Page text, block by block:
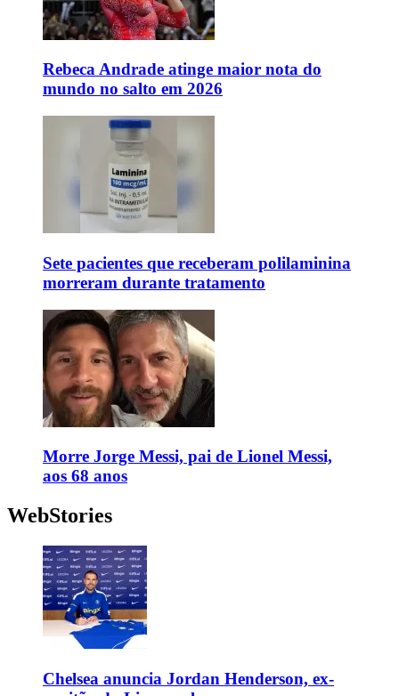
Rebeca Andrade atinge maior nota do
mundo no salto em 2026
Sete pacientes que receberam polilaminina
morreram durante tratamento
Morre Jorge Messi, pai de Lionel Messi,
aos 68 anos
WebStories
Chelsea anuncia Jordan Henderson, ex-